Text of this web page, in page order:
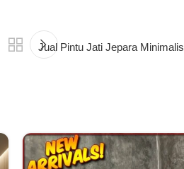
Jual Pintu Jati Jepara